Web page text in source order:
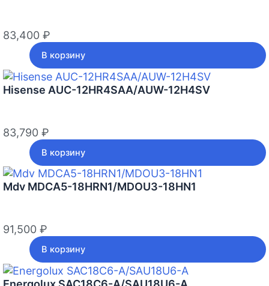
83,400 ₽
В корзину
Hisense AUC-12HR4SAA/AUW-12H4SV
83,790 ₽
В корзину
Mdv MDCA5-18HRN1/MDOU3-18HN1
91,500 ₽
В корзину